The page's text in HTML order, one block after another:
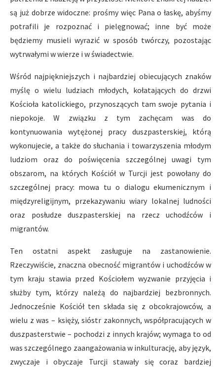
są już dobrze widoczne: prośmy więc Pana o łaskę, abyśmy
potrafili je rozpoznać i pielęgnować; inne być może
będziemy musieli wyrazić w sposób twórczy, pozostając
wytrwałymi w wierze i w świadectwie.
Wśród najpiękniejszych i najbardziej obiecujących znaków
myślę o wielu ludziach młodych, kołatających do drzwi
Kościoła katolickiego, przynoszących tam swoje pytania i
niepokoje. W związku z tym zachęcam was do
kontynuowania wytężonej pracy duszpasterskiej, którą
wykonujecie, a także do słuchania i towarzyszenia młodym
ludziom oraz do poświęcenia szczególnej uwagi tym
obszarom, na których Kościół w Turcji jest powołany do
szczególnej pracy: mowa tu o dialogu ekumenicznym i
międzyreligijnym, przekazywaniu wiary lokalnej ludności
oraz posłudze duszpasterskiej na rzecz uchodźców i
migrantów.
Ten ostatni aspekt zasługuje na zastanowienie.
Rzeczywiście, znaczna obecność migrantów i uchodźców w
tym kraju stawia przed Kościołem wyzwanie przyjęcia i
służby tym, którzy należą do najbardziej bezbronnych.
Jednocześnie Kościół ten składa się z obcokrajowców, a
wielu z was – księży, sióstr zakonnych, współpracujących w
duszpasterstwie – pochodzi z innych krajów; wymaga to od
was szczególnego zaangażowania w inkulturację, aby język,
zwyczaje i obyczaje Turcji stawały się coraz bardziej